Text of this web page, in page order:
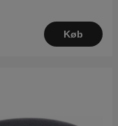
Køb